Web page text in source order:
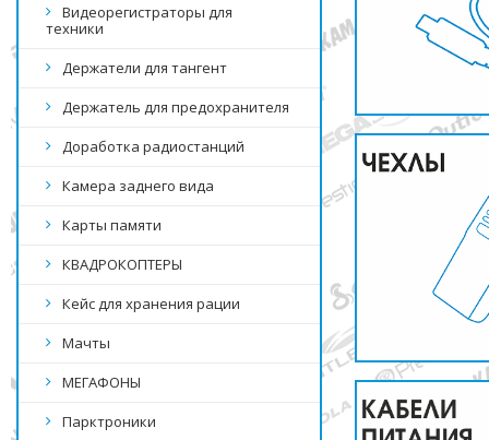
Видеорегистраторы для
техники
Держатели для тангент
Держатель для предохранителя
Доработка радиостанций
Камера заднего вида
Карты памяти
КВАДРОКОПТЕРЫ
Кейс для хранения рации
Мачты
МЕГАФОНЫ
Парктроники